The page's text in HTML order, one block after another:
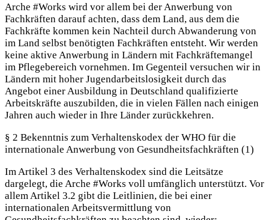
Arche #Works wird vor allem bei der Anwerbung von
Fachkräften darauf achten, dass dem Land, aus dem die
Fachkräfte kommen kein Nachteil durch Abwanderung von
im Land selbst benötigten Fachkräften entsteht. Wir werden
keine aktive Anwerbung in Ländern mit Fachkräftemangel
im Pflegebereich vornehmen. Im Gegenteil versuchen wir in
Ländern mit hoher Jugendarbeitslosigkeit durch das
Angebot einer Ausbildung in Deutschland qualifizierte
Arbeitskräfte auszubilden, die in vielen Fällen nach einigen
Jahren auch wieder in Ihre Länder zurückkehren.
§ 2 Bekenntnis zum Verhaltenskodex der WHO für die
internationale Anwerbung von Gesundheitsfachkräften (1)
Im Artikel 3 des Verhaltenskodex sind die Leitsätze
dargelegt, die Arche #Works voll umfänglich unterstützt. Vor
allem Artikel 3.2 gibt die Leitlinien, die bei einer
internationalen Arbeitsvermittlung von